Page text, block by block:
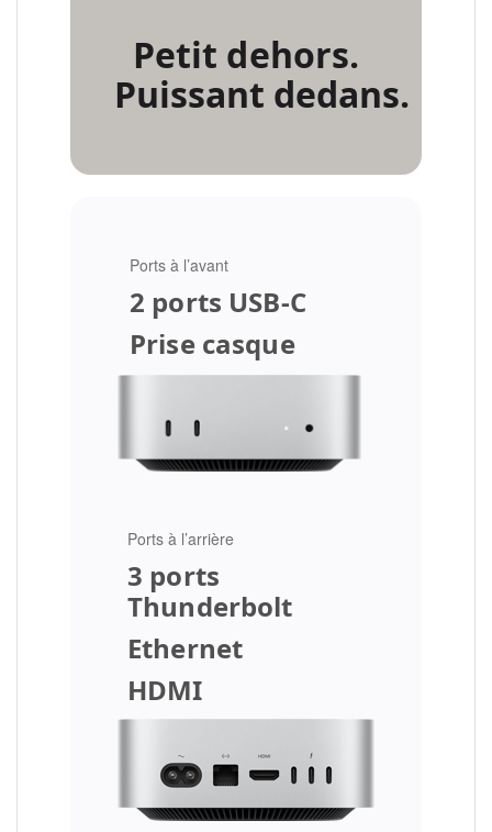
Petit dehors.
Puissant dedans.
Ports à l’avant
2 ports USB‑C
Prise casque
Ports à l’arrière
3 ports
Thunderbolt
Ethernet
HDMI